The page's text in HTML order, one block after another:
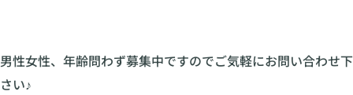
男性女性、年齢問わず募集中ですのでご気軽にお問い合わせ下
さい♪